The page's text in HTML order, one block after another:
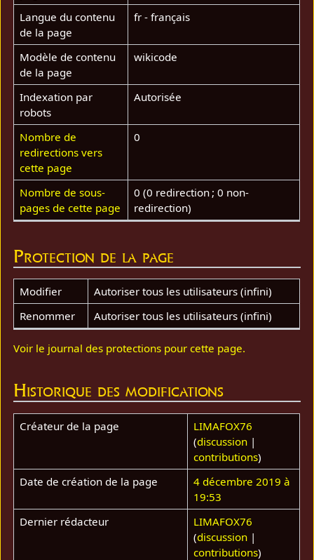
Langue du contenu
de la page
fr - français
Modèle de contenu
de la page
wikicode
Indexation par
robots
Autorisée
Nombre de
redirections vers
cette page
0
Nombre de sous-
pages de cette page
0 (0 redirection ; 0 non-
redirection)
Protection de la page
Modifier
Autoriser tous les utilisateurs (infini)
Renommer
Autoriser tous les utilisateurs (infini)
Voir le journal des protections pour cette page.
Historique des modifications
Créateur de la page
LIMAFOX76
(discussion|
contributions)
Date de création de la page
4 décembre 2019 à
19:53
Dernier rédacteur
LIMAFOX76
(discussion|
contributions)